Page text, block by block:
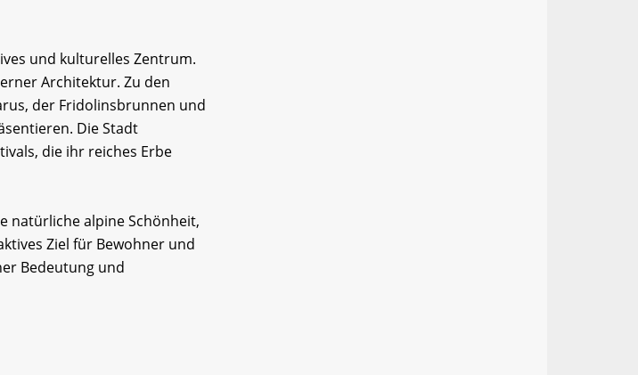
und kulturelles Zentrum.
Architektur. Zu den
der Fridolinsbrunnen und
Die Stadt
die ihr reiches Erbe
natürliche alpine Schönheit,
Ziel für Bewohner und
Bedeutung und